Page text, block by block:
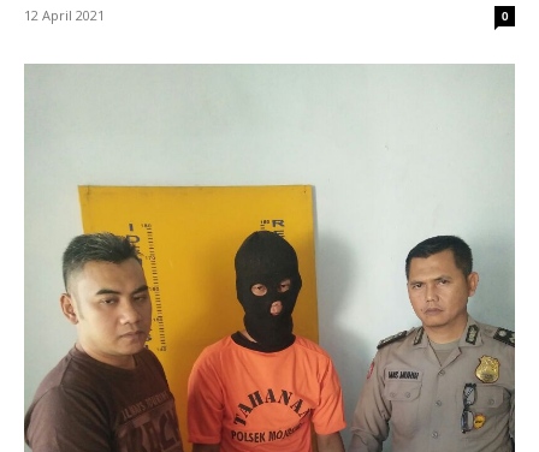
12 April 2021 0